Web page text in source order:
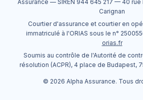
Assurance — SIREN 944 645 217 — 40 rue
Carignan
Courtier d'assurance et courtier en
immatriculé à l'ORIAS sous le n°
orias.fr
Soumis au contrôle de l'Autorité de
résolution (ACPR), 4 place de Budapest,
© 2026 Alpha Assurance. Tous